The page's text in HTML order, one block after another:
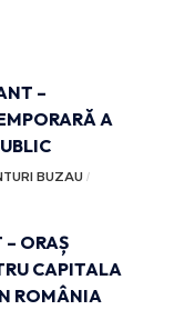
–
A
BUZAU
– ORAȘ
CAPITALA
ROMÂNIA